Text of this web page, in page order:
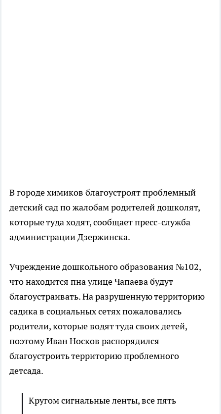
В городе химиков благоустроят проблемный
детский сад по жалобам родителей дошколят,
которые туда ходят, сообщает пресс-служба
администрации Дзержинска.
Учреждение дошкольного образования №102,
что находится пна улице Чапаева будут
благоустраивать. На разрушенную территорию
садика в социальных сетях пожаловались
родители, которые водят туда своих детей,
поэтому Иван Носков распорядился
благоустроить территорию проблемного
детсада.
Кругом сигнальные ленты, все пять